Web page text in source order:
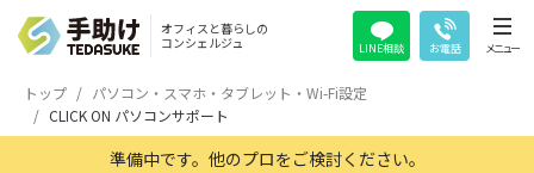
オフィスと暮らしの
コンシェルジュ
LINE相談 お電話 メニュー
トップ
パソコン・スマホ・タブレット・Wi-Fi設定
CLICK ON パソコンサポート
準備中です。他のプロをご検討ください。